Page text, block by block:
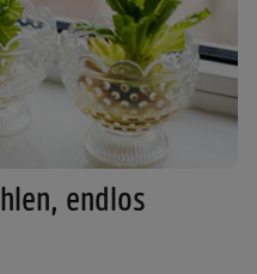
endlos